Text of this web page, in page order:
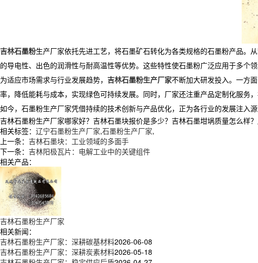
吉林石墨粉生产厂家依托先进工艺，将石墨矿石转化为各类规格的石墨粉产品。
的导电性、出色的润滑性与耐高温性等优势。这些特性使石墨粉广泛应用于多个领
​ 为适应市场需求与行业发展趋势， 吉林石墨粉生产厂家不断加大研发投入。一方
率，降低能耗与成本，实现绿色可持续发展。同时，厂家还注重产品定制化服务
如今，石墨粉生产厂家凭借持续的技术创新与产品优化，正为各行业的发展注入
吉林石墨粉生产厂家哪家好？吉林石墨块报价是多少？吉林石墨坩埚质量怎么
相关标签： 辽宁石墨粉生产厂家,石墨粉生产厂家,
上一条： 吉林石墨块：工业领域的多面手
下一条： 吉林阳极瓦片：电解工业中的关键组件
相关产品：
吉林石墨粉生产厂家
相关新闻：
吉林石墨粉生产厂家：深耕碳基材料2026-06-08
吉林石墨粉生产厂家：深耕炭素材料2026-05-18